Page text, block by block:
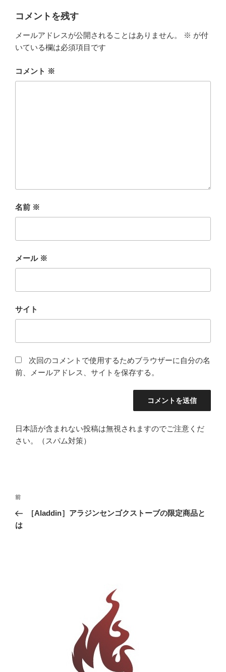
コメントを残す
メールアドレスが公開されることはありません。 ※ が付
いている欄は必須項目です
コメント ※
名前 ※
メール ※
サイト
次回のコメントで使用するためブラウザーに自分の名
前、メールアドレス、サイトを保存する。
日本語が含まれない投稿は無視されますのでご注意くだ
さい。（スパム対策）
投
ナ
前
の
投
前
［Aladdin］アラジンセンゴクストーブの限定商品と
は